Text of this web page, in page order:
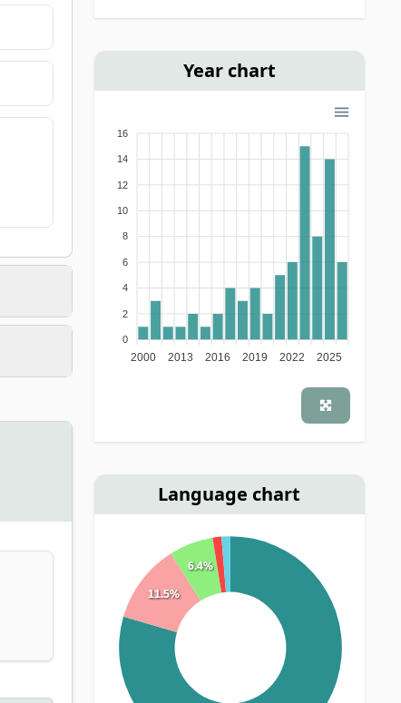
Year chart
16
14
12
10
8
6
4
2
0
2000 2013 2016 2019 2022 2025
Language chart
11.5%
6.4%